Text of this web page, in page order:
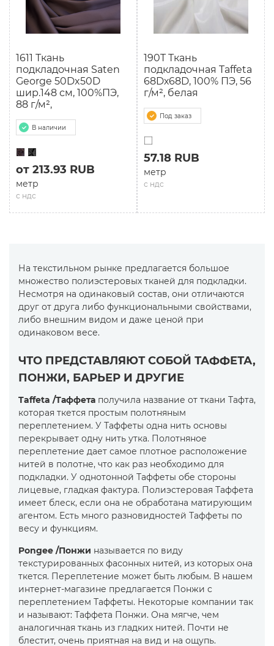
1611 Ткань
подкладочная Saten
George 50Dx50D
шир.148 см, 100%ПЭ,
88 г/м²,
В наличии
с ндс
от 213.93 RUB
метр
190T Ткань
подкладочная Taffeta
68Dх68D, 100% ПЭ, 56
г/м², белая
Под заказ
с ндс
57.18 RUB
метр
На текстильном рынке предлагается большое
множество полиэстеровых тканей для подкладки.
Несмотря на одинаковый состав, они отличаются
друг от друга либо функциональными свойствами,
либо внешним видом и даже ценой при
одинаковом весе.
ЧТО ПРЕДСТАВЛЯЮТ СОБОЙ ТАФФЕТА,
ПОНЖИ, БАРЬЕР И ДРУГИЕ
Taffeta /Таффета получила название от ткани Тафта,
которая ткется простым полотняным
переплетением. У Таффеты одна нить основы
перекрывает одну нить утка. Полотняное
переплетение дает самое плотное расположение
нитей в полотне, что как раз необходимо для
подкладки. У однотонной Таффеты обе стороны
лицевые, гладкая фактура. Полиэстеровая Таффета
имеет блеск, если она не обработана матирующим
агентом. Есть много разновидностей Таффеты по
весу и функциям.
Pongee /Понжи называется по виду
текстурированных фасонных нитей, из которых она
ткется. Переплетение может быть любым. В нашем
интернет-магазине предлагается Понжи с
переплетением Таффеты. Некоторые компании так
и называют: Таффета Понжи. Она мягче, чем
аналогичная ткань из гладких нитей. Почти не
блестит, очень приятная на вид и на ощупь.